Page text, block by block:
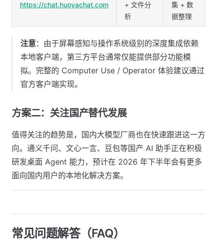
https://chat.huoyachat.com
+ 文件分
析
集 + 数
据整理
注意：由于屏幕感知与操作系统级别的深度集成依赖
本地客户端，第三方平台通常仅能提供部分功能模
拟。完整的 Computer Use / Operator 体验建议通过
官方客户端实现。
方案二：关注国产替代发展
值得关注的趋势是，国内大模型厂商也在快速跟进这一方
向。通义千问、文心一言、豆包等国产 AI 助手正在积极
研发桌面 Agent 能力，预计在 2026 年下半年会有更多
面向国内用户的本地化解决方案。
常见问题解答（FAQ）